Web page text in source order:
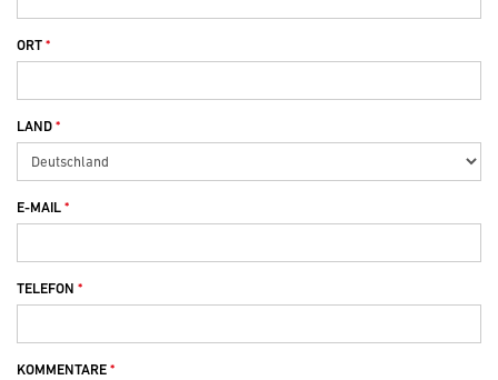
ORT
LAND
E-MAIL
TELEFON
KOMMENTARE